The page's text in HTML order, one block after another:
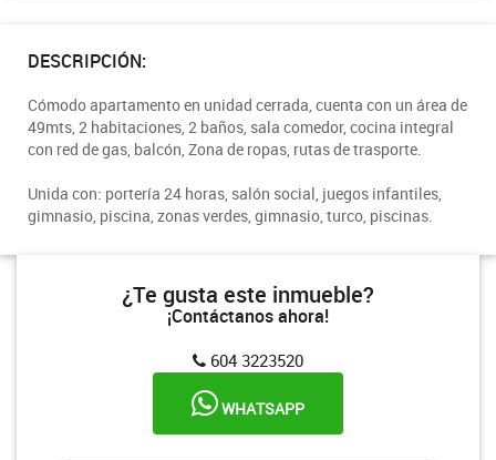
DESCRIPCIÓN:
Cómodo apartamento en unidad cerrada, cuenta con un área de
49mts, 2 habitaciones, 2 baños, sala comedor, cocina integral
con red de gas, balcón, Zona de ropas, rutas de trasporte.
Unida con: portería 24 horas, salón social, juegos infantiles,
gimnasio, piscina, zonas verdes, gimnasio, turco, piscinas.
¿Te gusta este inmueble?
¡Contáctanos ahora!
604 3223520
WHATSAPP